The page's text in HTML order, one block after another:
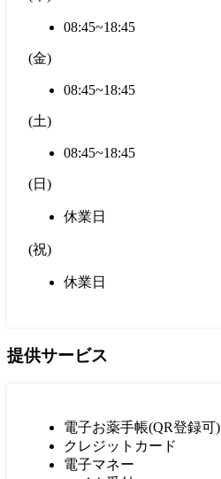
08:45~18:45
(金)
08:45~18:45
(土)
08:45~18:45
(日 )
休業日
(祝)
休業日
提供サービス
電子お薬手帳(QR登録可)
クレジットカード
電子マネー